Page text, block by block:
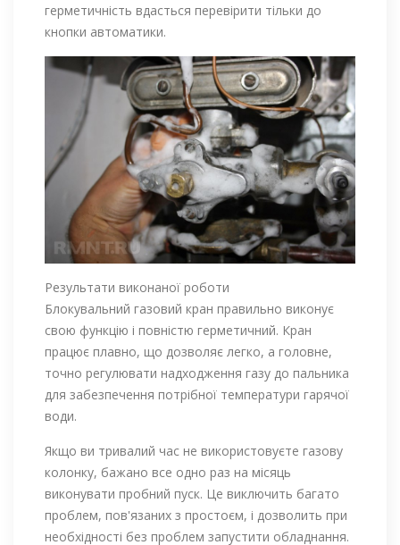
герметичність вдасться перевірити тільки до
кнопки автоматики.
Результати виконаної роботи
Блокувальний газовий кран правильно виконує
свою функцію і повністю герметичний. Кран
працює плавно, що дозволяє легко, а головне,
точно регулювати надходження газу до пальника
для забезпечення потрібної температури гарячої
води.
Якщо ви тривалий час не використовуєте газову
колонку, бажано все одно раз на місяць
виконувати пробний пуск. Це виключить багато
проблем, пов'язаних з простоєм, і дозволить при
необхідності без проблем запустити обладнання.